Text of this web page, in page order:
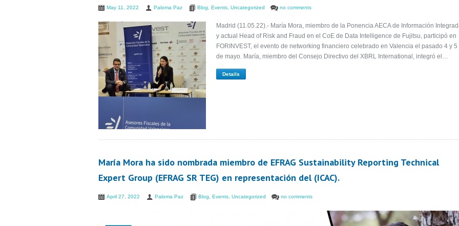
May 11, 2022 Paloma Paz Blog Events Uncategorized no comments
Madrid (11.05.22).- María Mora, miembro de la Ponencia AECA de Información
y actual Head of Risk and Fraud en el CoE de Data Intelligence de Fujitsu, participó en
FORINVEST, el evento de networking financiero celebrado en Valencia el pasado 4 y 5
de mayo. María, miembro del Consejo Directivo del XBRL International, integró el…
Details
María Mora ha sido nombrada miembro de EFRAG Sustainability Reporting Technical
Expert Group (EFRAG SR TEG) en representación del (ICAC).
April 27, 2022 Paloma Paz Blog Events Uncategorized no comments